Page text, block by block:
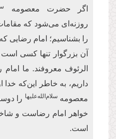
اگر حضرت معصومه
روزنه‌ای می‌شود که
را بشناسیم؛ امام رضایی
آن بزرگوار تنها کسی است
الرئوف معروفند. ما امام
داریم، به خاطر این‌که
معصومه سلام‌الله‌علیها را
خواهر امام رضاست و
است.